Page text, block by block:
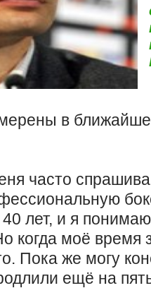
в
часто
лет, и я
когда моё время
Пока же могу
ещё на